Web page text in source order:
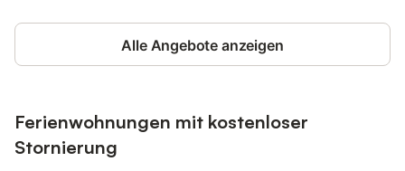
Alle Angebote anzeigen
Ferienwohnungen mit kostenloser
Stornierung